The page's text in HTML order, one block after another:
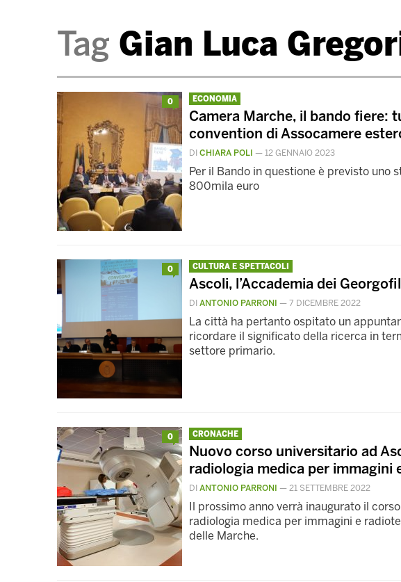
Tag Gian Luca
0 ECONOMIA
Camera Marche, il bando fiere:
convention di Assocamere
DI CHIARA POLI — 12 GENNAIO 2023
Per il Bando in questione è previsto uno
800mila euro
0 CULTURA E SPETTACOLI
Ascoli, l’Accademia dei
DI ANTONIO PARRONI — 7 DICEMBRE 2022
La città ha pertanto ospitato un
ricordare il significato della ricerca in
settore primario.
0 CRONACHE
Nuovo corso universitario ad
radiologia medica per immagini
DI ANTONIO PARRONI — 21 SETTEMBRE 2022
Il prossimo anno verrà inaugurato il
radiologia medica per immagini e
delle Marche.